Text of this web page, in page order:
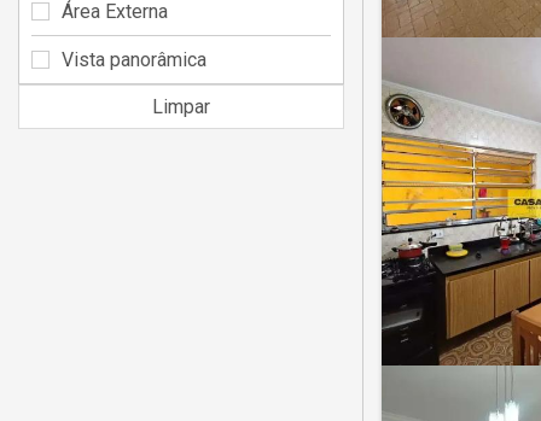
Área Externa
Vista panorâmica
Limpar